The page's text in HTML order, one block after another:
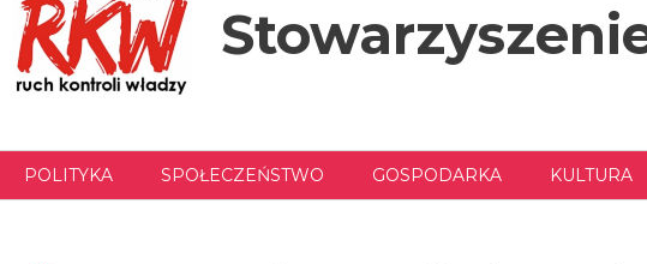
POLITYKA SPOŁECZEŃSTWO GOSPODARKA KULTURA